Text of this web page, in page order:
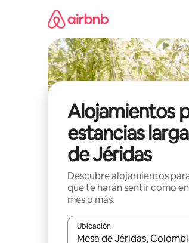
Alojamientos
estancias
de Jéridas
Descubre alojamientos
que te harán sentir como
mes o más.
Ubicación
Cuando los resultados